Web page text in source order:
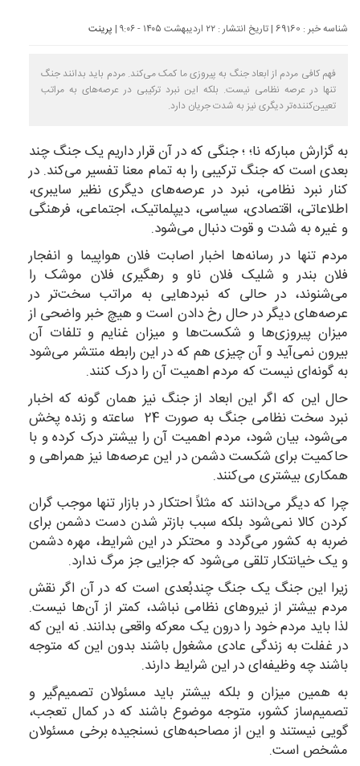
شناسه خبر : 69160 | تاریخ انتشار : ۲۲ اردیبهشت ۱۴۰۵ - ۹:۰۶ | پرینت
فهم کافی مردم از ابعاد جنگ به پیروزی ما کمک می‌کند. مردم باید بدانند جنگ
تنها در عرصه نظامی نیست. بلکه این نبرد ترکیبی در عرصه‌های به مراتب
تعیین‌کننده‌تر دیگری نیز به شدت جریان دارد.
به گزارش مبارکه نا؛ ؛ جنگی که در آن قرار داریم یک جنگ چند
بعدی است که جنگ ترکیبی را به تمام معنا تفسیر می‌کند. در
کنار نبرد نظامی، نبرد در عرصه‌های دیگری نظیر سایبری،
اطلاعاتی، اقتصادی، سیاسی، دیپلماتیک، اجتماعی، فرهنگی
و غیره به شدت و قوت دنبال می‌شود.
مردم تنها در رسانه‌ها اخبار اصابت فلان هواپیما و انفجار
فلان بندر و شلیک فلان ناو و رهگیری فلان موشک را
می‌شنوند، در حالی که نبردهایی به مراتب سخت‌تر در
عرصه‌های دیگر در حال رخ دادن است و هیچ خبر واضحی از
میزان پیروزی‌ها و شکست‌ها و میزان غنایم و تلفات آن
بیرون نمی‌آید و آن چیزی هم که در این رابطه منتشر می‌شود
به گونه‌ای نیست که مردم اهمیت آن را درک کنند.
حال این که اگر این ابعاد از جنگ نیز همان گونه که اخبار
نبرد سخت نظامی جنگ به صورت 24 ساعته و زنده پخش
می‌شود، بیان شود، مردم اهمیت آن را بیشتر درک کرده و با
حاکمیت برای شکست دشمن در این عرصه‌ها نیز همراهی و
همکاری بیشتری می‌کنند.
چرا که دیگر می‌دانند که مثلاً احتکار در بازار تنها موجب گران
کردن کالا نمی‌شود بلکه سبب بازتر شدن دست دشمن برای
ضربه به کشور می‌گردد و محتکر در این شرایط، مهره دشمن
و یک خیانتکار تلقی می‌شود که جزایی جز مرگ ندارد.
زیرا این جنگ یک جنگ چندبُعدی است که در آن اگر نقش
مردم بیشتر از نیروهای نظامی نباشد، کمتر از آن‌ها نیست.
لذا باید مردم خود را درون یک معرکه واقعی بدانند. نه این که
در غفلت به زندگی عادی مشغول باشند بدون این که متوجه
باشند چه وظیفه‌ای در این شرایط دارند.
به همین میزان و بلکه بیشتر باید مسئولان تصمیم‌گیر و
تصمیم‌ساز کشور، متوجه موضوع باشند که در کمال تعجب،
گویی نیستند و این از مصاحبه‌های نسنجیده برخی مسئولان
مشخص است.